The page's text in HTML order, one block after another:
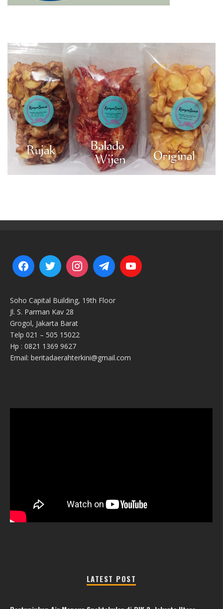
Soho Capital Building, 19th Floor
Jl. S. Parman Kav 28
Grogol, Jakarta Barat
Telp 021 – 505 15022
Hp : 0821 1369 9627
Email: beritadaerahterkini@gmail.com
LATEST POST